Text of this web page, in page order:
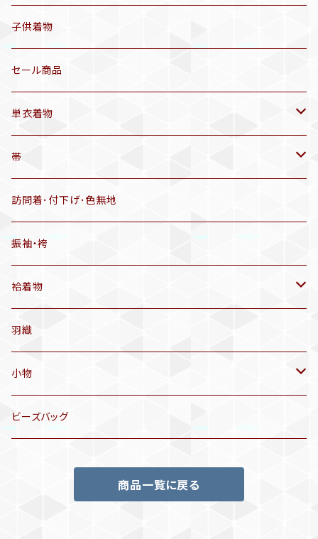
セオα 着物(5〜9月頃)
三分紐
帯揚げ
羽織
半幅帯
有松絞り浴衣(6～9月頃)
アンティーク着物
リサイクル着物
子供着物
セール商品
単衣着物
アンティーク着物
リサイクル着物
帯
リサイクル帯
アンティーク帯
アンティーク仕立てかえ帯
名古屋帯
洒落袋帯
袋帯
訪問着･付下げ･色無地
振袖・袴
袷着物
アンティーク着物
リサイクル着物
訪問着、付下げ、色無地
リサイクル色無地
羽織
小物
帯揚げ
ビーズバッグ
商品一覧に戻る